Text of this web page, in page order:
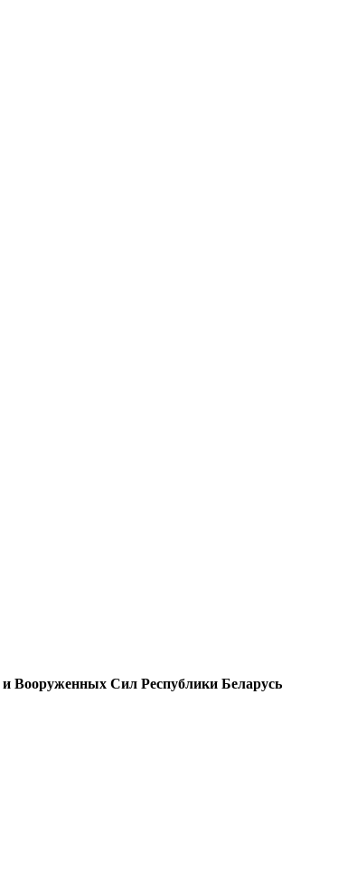
Вооруженных Сил Республики Беларусь